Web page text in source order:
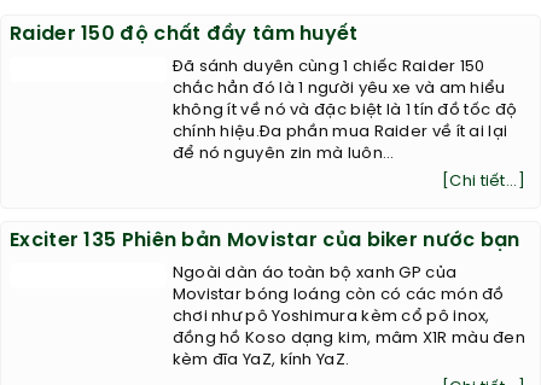
Raider 150 độ chất đầy tâm huyết
Đã sánh duyên cùng 1 chiếc Raider 150
chắc hẳn đó là 1 người yêu xe và am hiểu
không ít về nó và đặc biệt là 1 tín đồ tốc độ
chính hiệu.Đa phần mua Raider về ít ai lại
để nó nguyên zin mà luôn...
[Chi tiết...]
Exciter 135 Phiên bản Movistar của biker nước bạn
Ngoài dàn áo toàn bộ xanh GP của
Movistar bóng loáng còn có các món đồ
chơi như pô Yoshimura kèm cổ pô inox,
đồng hồ Koso dạng kim, mâm X1R màu đen
kèm đĩa YaZ, kính YaZ.